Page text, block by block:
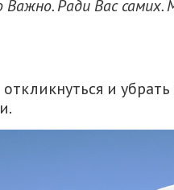
Ради Вас
и